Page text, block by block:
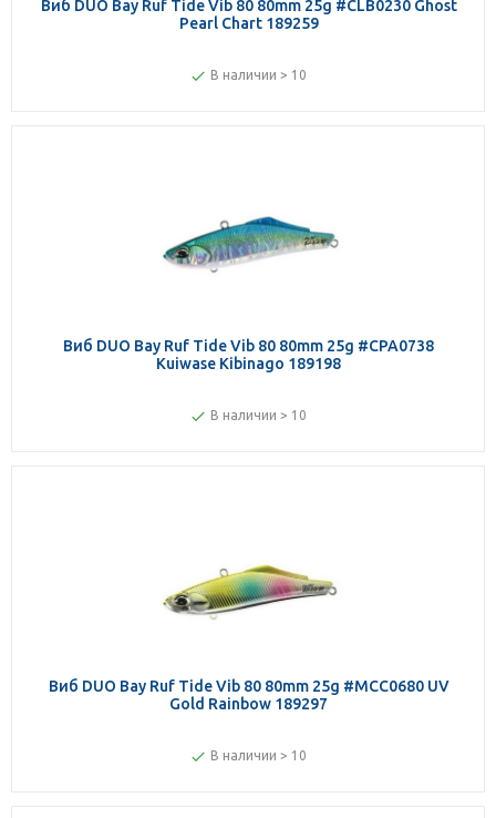
Виб DUO Bay Ruf Tide Vib 80 80mm 25g #CLB0230 Ghost
Pearl Chart 189259
В наличии > 10
Виб DUO Bay Ruf Tide Vib 80 80mm 25g #CPA0738
Kuiwase Kibinago 189198
В наличии > 10
Виб DUO Bay Ruf Tide Vib 80 80mm 25g #MCC0680 UV
Gold Rainbow 189297
В наличии > 10